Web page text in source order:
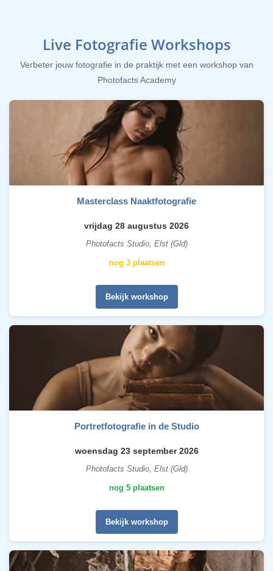
Live Fotografie Workshops
Verbeter jouw fotografie in de praktijk met een workshop van
Photofacts Academy
Masterclass Naaktfotografie
vrijdag 28 augustus 2026
Photofacts Studio, Elst (Gld)
nog 3 plaatsen
Bekijk workshop
Portretfotografie in de Studio
woensdag 23 september 2026
Photofacts Studio, Elst (Gld)
nog 5 plaatsen
Bekijk workshop